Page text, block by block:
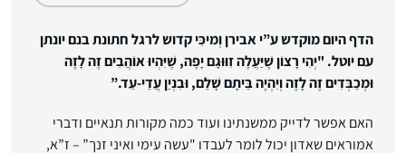
הדף היום מוקדש ע”י אבירן וְמיכִּי קדוש לרגל חתונת בנם יונתן
עם יוטל. "יְהִי רָצוֹן שֶׁיַּעֲלֶה זִוּוּגָם יָפֶה, שֶׁיִּהְיוּ אוֹהֲבִים זֶה לָזֶה
וּמְכַבְּדִים זֶה לָזֶה וְיִהְיֶה בֵּיתָם שָׁלֵם, וּבִנְיַן עֲדֵי-עַד.”
האם אפשר לדייק ממשנתינו ועוד כמה מקורות תנאיים ודברי
אמוראים שאדון יכול לומר לעבדו "עשה עימי ואיני זנך” – ז”א,